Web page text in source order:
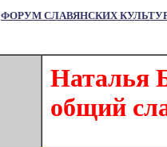
ФОРУМ СЛАВЯНСКИХ
Наталья
общий